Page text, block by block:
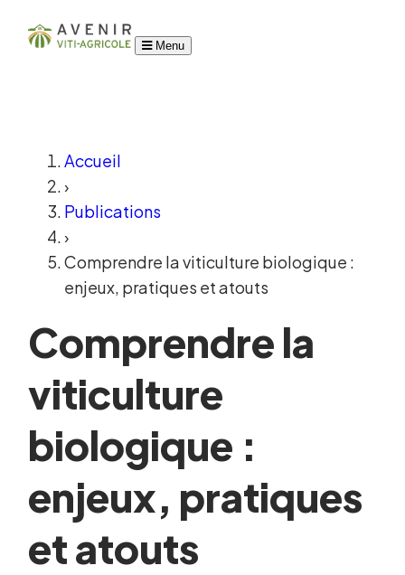
Menu
Accueil
›
Publications
›
Comprendre la viticulture biologique :
enjeux, pratiques et atouts
Comprendre la
viticulture
biologique :
enjeux, pratiques
et atouts